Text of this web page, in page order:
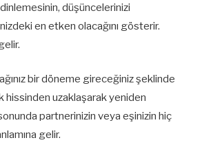
düşüncelerinizi
en etken olacağını gösterir.
bir döneme gireceğiniz şeklinde
hissinden uzaklaşarak yeniden
partnerinizin veya eşinizin hiç
gelir.